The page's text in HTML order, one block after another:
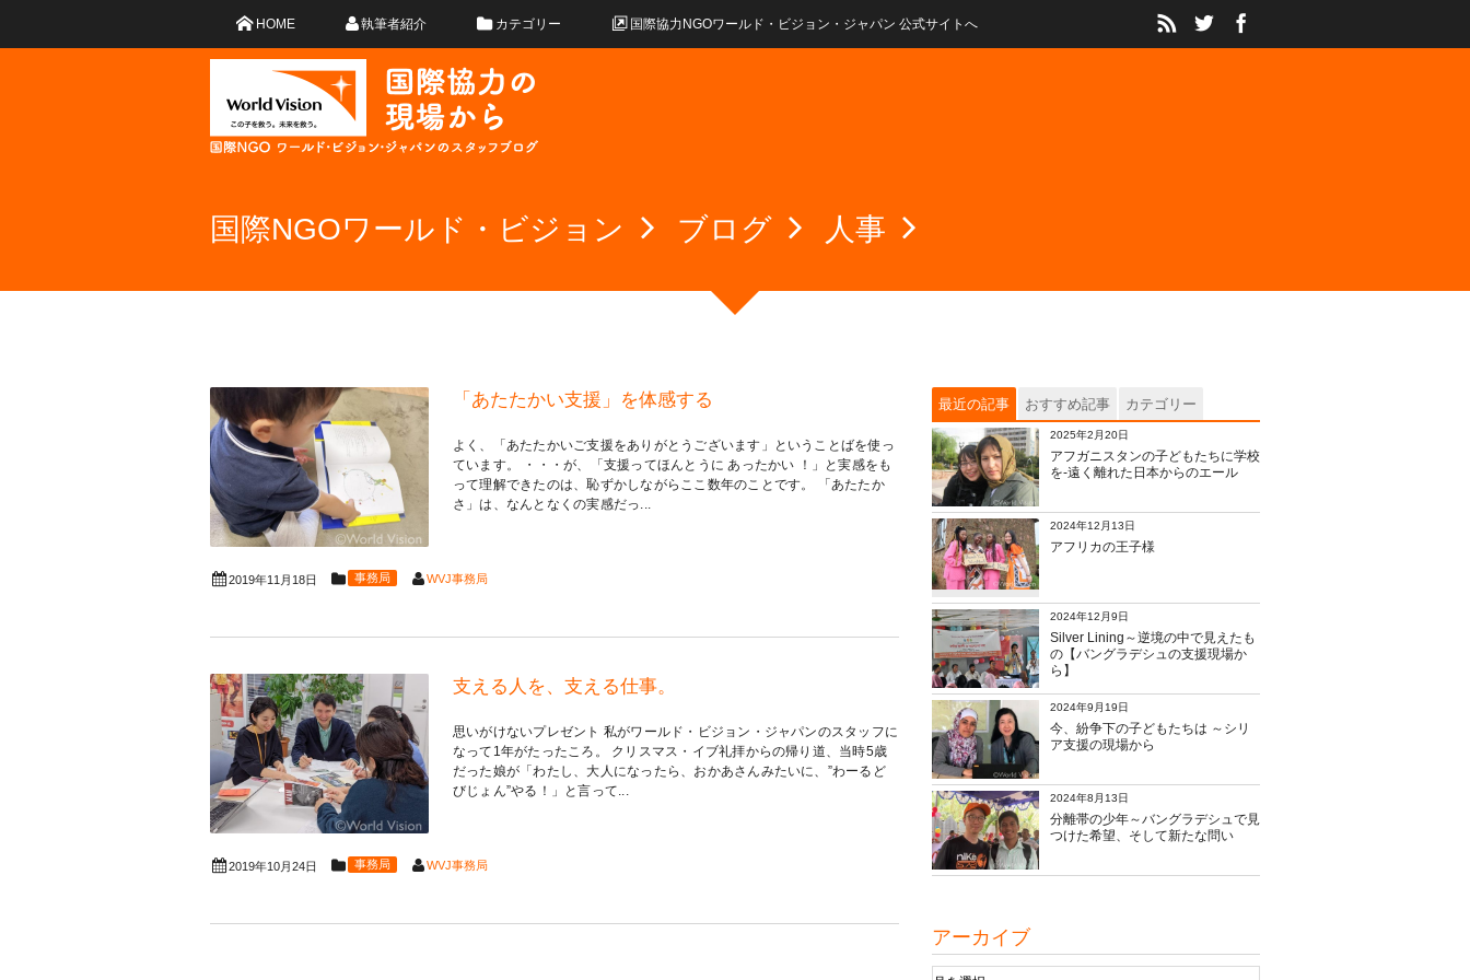
HOME 執筆者紹介 カテゴリー 国際協力NGOワールド・ビジョン・ジャパン 公式サイトへ
国際NGOワールド・ビジョン ブログ 人事
「あたたかい支援」を体感する
よく、「あたたかいご支援をありがとうございます」ということばを使っ
ています。 ・・・が、「支援ってほんとうに あったかい ！」と実感をも
って理解できたのは、恥ずかしながらここ数年のことです。 「あたたか
さ」は、なんとなくの実感だっ...
2019年11月18日 事務局 WVJ事務局
支える人を、支える仕事。
思いがけないプレゼント 私がワールド・ビジョン・ジャパンのスタッフに
なって1年がたったころ。 クリスマス・イブ礼拝からの帰り道、当時5歳
だった娘が「わたし、大人になったら、おかあさんみたいに、”わーるど
びじょん”やる！」と言って...
2019年10月24日 事務局 WVJ事務局
最近の記事 おすすめ記事 カテゴリー
2025年2月20日
アフガニスタンの子どもたちに学校
を‐遠く離れた日本からのエール
2024年12月13日
アフリカの王子様
2024年12月9日
Silver Lining～逆境の中で見えたも
の【バングラデシュの支援現場か
ら】
2024年9月19日
今、紛争下の子どもたちは ～シリ
ア支援の現場から
2024年8月13日
分離帯の少年～バングラデシュで見
つけた希望、そして新たな問い
アーカイブ